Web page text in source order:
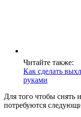
Читайте также:
Как сделать
руками
Для того чтобы снять
потребуются